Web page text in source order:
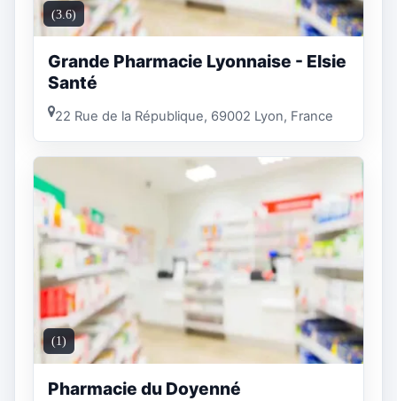
(3.6)
Grande Pharmacie Lyonnaise - Elsie
Santé
22 Rue de la République, 69002 Lyon, France
(1)
Pharmacie du Doyenné